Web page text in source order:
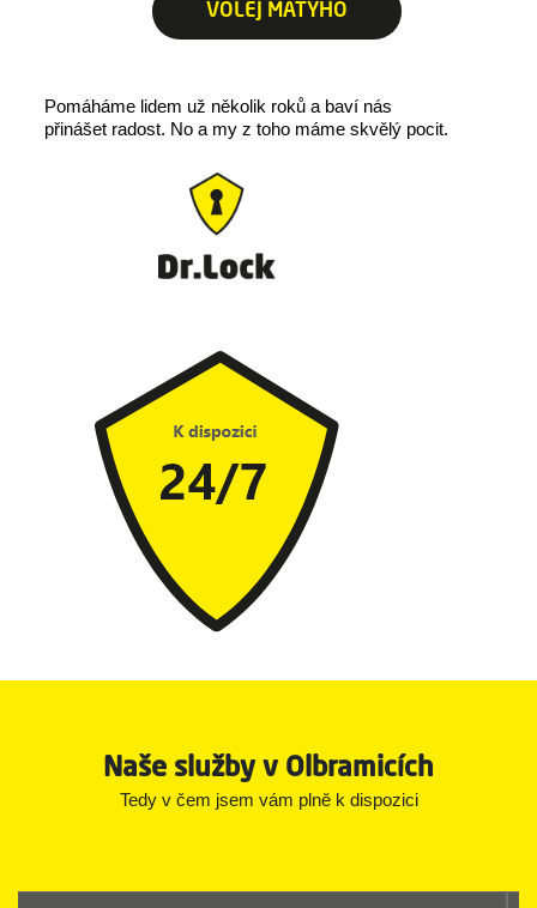
VOLEJ MATYHO
Pomáháme lidem už několik roků a baví nás
přinášet radost. No a my z toho máme skvělý pocit.
Naše služby v Olbramicích
Tedy v čem jsem vám plně k dispozici